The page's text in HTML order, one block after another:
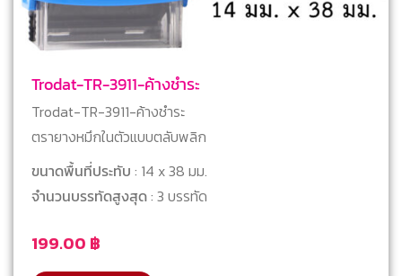
Trodat-TR-3911-ค้างชำระ
199.00 ฿
Trodat-TR-3911-ค้างชำระ
ตรายางหมึกในตัวแบบตลับพลิก
ขนาดพื้นที่ประทับ : 14 x 38 มม.
จำนวนบรรทัดสูงสุด: 3 บรรทัด